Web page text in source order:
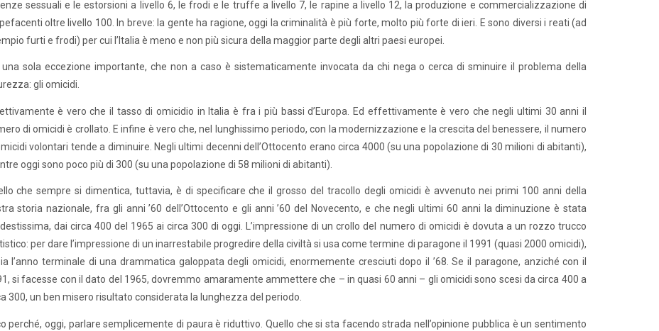
sessuali e le estorsioni a livello 6, le frodi e le truffe a livello 7, le rapine a livello 12, la produzione e commercializzazione di
oltre livello 100. In breve: la gente ha ragione, oggi la criminalità è più forte, molto più forte di ieri. E sono diversi i reati (ad
furti e frodi) per cui l’Italia è meno e non più sicura della maggior parte degli altri paesi europei.
una sola eccezione importante, che non a caso è sistematicamente invocata da chi nega o cerca di sminuire il problema della
gli omicidi.
è vero che il tasso di omicidio in Italia è fra i più bassi d’Europa. Ed effettivamente è vero che negli ultimi 30 anni il
di omicidi è crollato. E infine è vero che, nel lunghissimo periodo, con la modernizzazione e la crescita del benessere, il numero
volontari tende a diminuire. Negli ultimi decenni dell’Ottocento erano circa 4000 (su una popolazione di 30 milioni di abitanti),
oggi sono poco più di 300 (su una popolazione di 58 milioni di abitanti).
che sempre si dimentica, tuttavia, è di specificare che il grosso del tracollo degli omicidi è avvenuto nei primi 100 anni della
storia nazionale, fra gli anni ’60 dell’Ottocento e gli anni ’60 del Novecento, e che negli ultimi 60 anni la diminuzione è stata
dai circa 400 del 1965 ai circa 300 di oggi. L’impressione di un crollo del numero di omicidi è dovuta a un rozzo trucco
per dare l’impressione di un inarrestabile progredire della civiltà si usa come termine di paragone il 1991 (quasi 2000 omicidi),
l’anno terminale di una drammatica galoppata degli omicidi, enormemente cresciuti dopo il ’68. Se il paragone, anziché con il
si facesse con il dato del 1965, dovremmo amaramente ammettere che – in quasi 60 anni – gli omicidi sono scesi da circa 400 a
300, un ben misero risultato considerata la lunghezza del periodo.
perché, oggi, parlare semplicemente di paura è riduttivo. Quello che si sta facendo strada nell’opinione pubblica è un sentimento